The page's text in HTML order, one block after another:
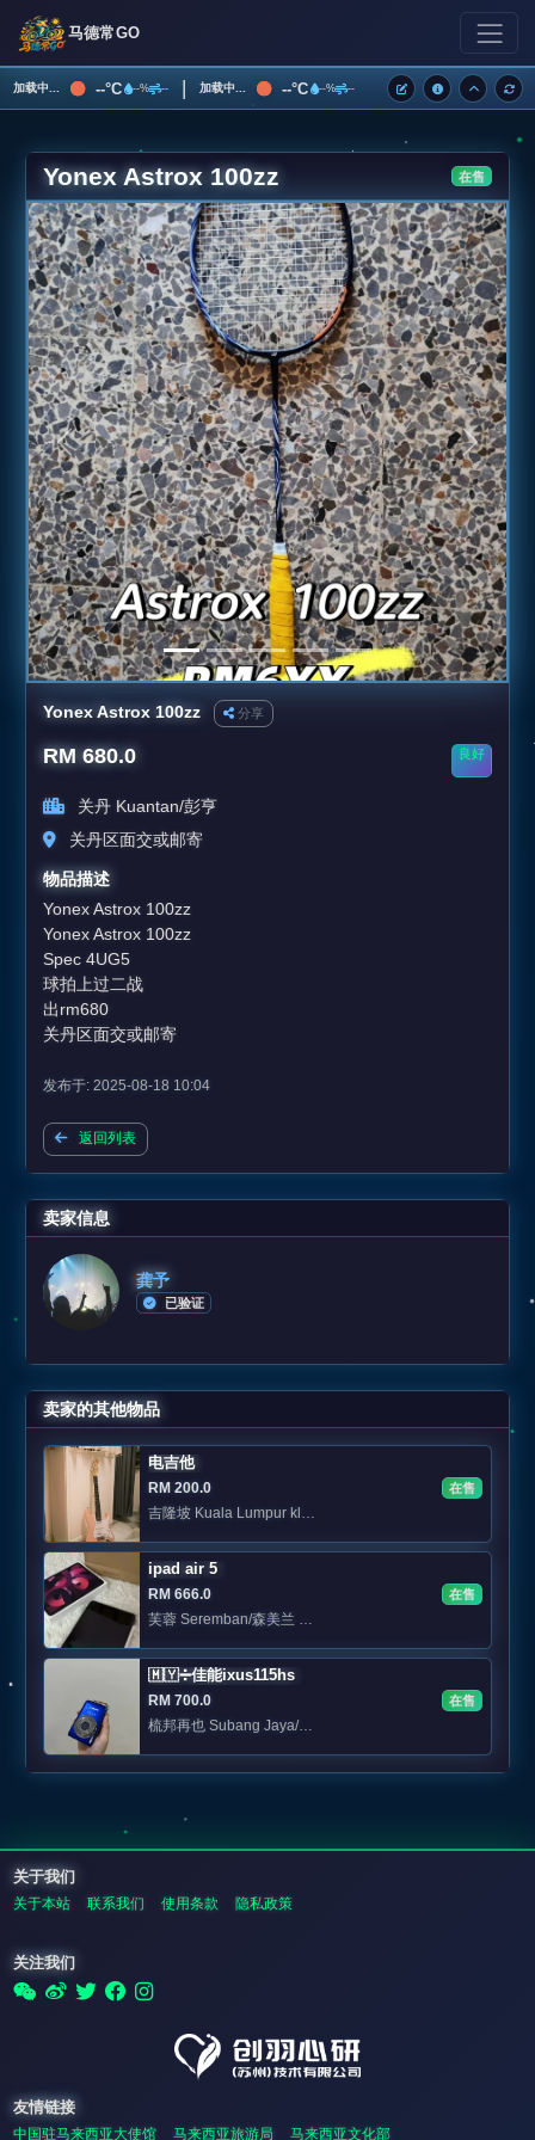
马德常GO
加载中... --°C --% -- | 加载中... --°C --% --
Yonex Astrox 100zz 在售
上一张 下一张
Yonex Astrox 100zz 分享
RM 680.0 良好
关丹 Kuantan/彭亨
关丹区面交或邮寄
物品描述
Yonex Astrox 100zz
Yonex Astrox 100zz
Spec 4UG5
球拍上过二战
出rm680
关丹区面交或邮寄
发布于: 2025-08-18 10:04
返回列表
卖家信息
龚予
已验证
卖家的其他物品
电吉他
RM 200.0
在售
吉隆坡 Kuala Lumpur kl可以面交
ipad air 5
RM 666.0
在售
芙蓉 Seremban/森美兰 芙蓉可以面交 别的区邮寄 🩷
🇲🇾➗佳能ixus115hs
RM 700.0
在售
梳邦再也 Subang Jaya/雪兰莪 可邮寄 / 当面交易（sunway/puchong）
关于我们
关于本站 联系我们 使用条款 隐私政策
关注我们
友情链接
中国驻马来西亚大使馆 马来西亚旅游局 马来西亚文化部